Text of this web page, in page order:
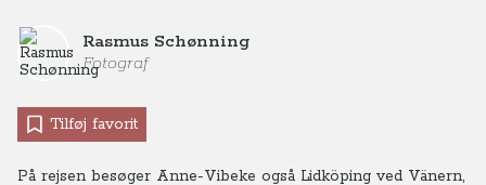
Rasmus Schønning
Fotograf
Tilføj favorit
På rejsen besøger Anne-Vibeke også Lidköping ved Vänern,